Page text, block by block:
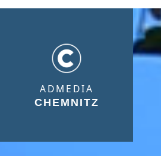
ADMEDIA
CHEMNITZ